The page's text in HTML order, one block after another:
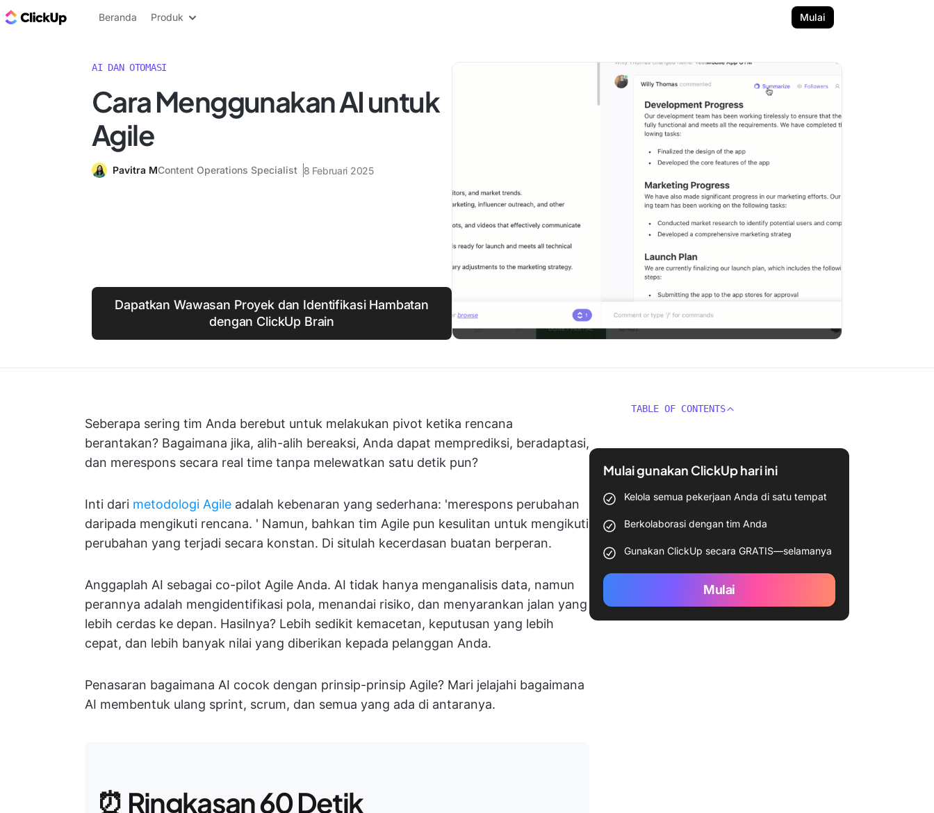
Blog ClickUp
Beranda Produk Mulai
AI DAN OTOMASI
Cara Menggunakan AI untuk
Agile
Pavitra MContent Operations Specialist 8 Februari 2025
Dapatkan Wawasan Proyek dan Identifikasi Hambatan
dengan ClickUp Brain
Seberapa sering tim Anda berebut untuk melakukan pivot ketika rencana
berantakan? Bagaimana jika, alih-alih bereaksi, Anda dapat memprediksi, beradaptasi,
dan merespons secara real time tanpa melewatkan satu detik pun?
Inti dari metodologi Agile adalah kebenaran yang sederhana: 'merespons perubahan
daripada mengikuti rencana. ' Namun, bahkan tim Agile pun kesulitan untuk mengikuti
perubahan yang terjadi secara konstan. Di situlah kecerdasan buatan berperan.
Anggaplah AI sebagai co-pilot Agile Anda. AI tidak hanya menganalisis data, namun
perannya adalah mengidentifikasi pola, menandai risiko, dan menyarankan jalan yang
lebih cerdas ke depan. Hasilnya? Lebih sedikit kemacetan, keputusan yang lebih
cepat, dan lebih banyak nilai yang diberikan kepada pelanggan Anda.
Penasaran bagaimana AI cocok dengan prinsip-prinsip Agile? Mari jelajahi bagaimana
AI membentuk ulang sprint, scrum, dan semua yang ada di antaranya.
⏰ Ringkasan 60 Detik
TABLE OF CONTENTS
Mulai gunakan ClickUp hari ini
Kelola semua pekerjaan Anda di satu tempat
Berkolaborasi dengan tim Anda
Gunakan ClickUp secara GRATIS—selamanya
Mulai